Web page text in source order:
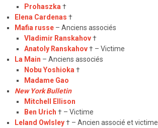
Prohaszka †
Elena Cardenas †
Mafia russe – Anciens associés
Vladimir Ranskahov†
Anatoly Ranskahov† – Victime
La Main – Anciens associés
Nobu Yoshioka†
Madame Gao
New York Bulletin
Mitchell Ellison
Ben Urich † – Victime
Leland Owlsley† – Ancien associé et victime